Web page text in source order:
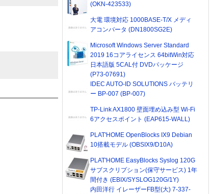
(OKN-423533)
大電 環境対応 1000BASE-T/X メディ
アコンバータ (DN1800SG2E)
Microsoft Windows Server Standard
2019 16コアライセンス 64bitWin対応
日本語版 5CAL付 DVDパッケージ
(P73-07691)
IDEC AUTO-ID SOLUTIONS バッテリ
ー BP-007 (BP-007)
TP-Link AX1800 壁面埋め込み型 Wi-Fi
6アクセスポイント (EAP615-WALL)
PLAT'HOME OpenBlocks IX9 Debian
10搭載モデル (OBSIX9/D10A)
PLAT'HOME EasyBlocks Syslog 120G
サブスクリプション(保守サービス) 1年
間付き (EBIX/SYSLOG120G/1Y)
内田洋行 イレーザーFB型(大) 7-337-